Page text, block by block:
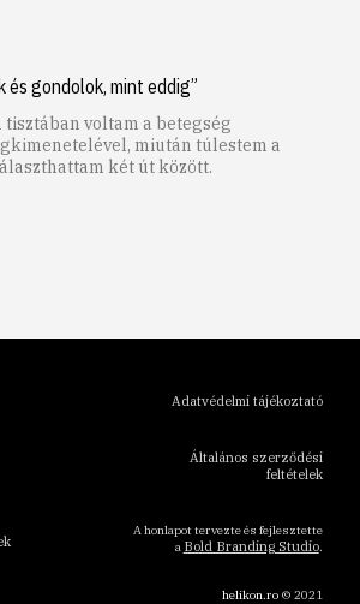
és gondolok, mint eddig”
voltam a betegség
miután túlestem a
két út között.
Adatvédelmi tájékoztató
Általános szerződési
feltételek
A honlapot tervezte és fejlesztette
a Bold Branding Studio.
helikon.ro© 2021